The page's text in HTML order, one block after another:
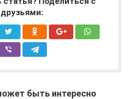
друзьями:
быть интересно